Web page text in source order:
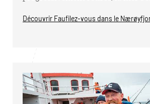
Découvrir Faufilez-vous dans le